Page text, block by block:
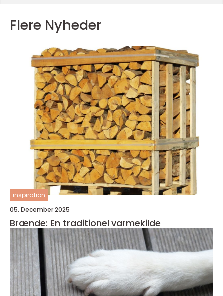
Flere Nyheder
inspiration
05. December 2025
Brænde: En traditionel varmekilde